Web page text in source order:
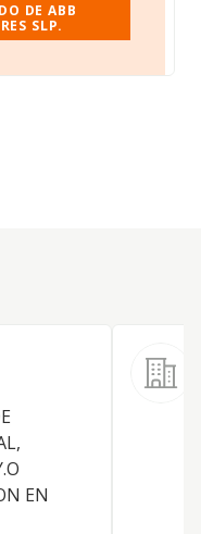
DE ABB
SLP.
EN